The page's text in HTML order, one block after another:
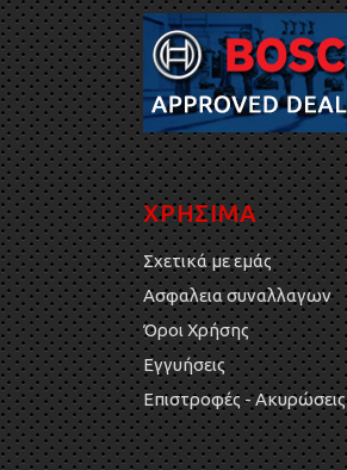
ΧΡΗΣΙΜΑ
Σχετικά με εμάς
Ασφαλεια συναλλαγων
Όροι Χρήσης
Εγγυήσεις
Επιστροφές - Ακυρώσεις